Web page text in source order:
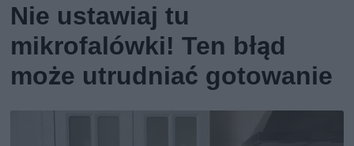
Nie ustawiaj tu
mikrofalówki! Ten błąd
może utrudniać gotowanie